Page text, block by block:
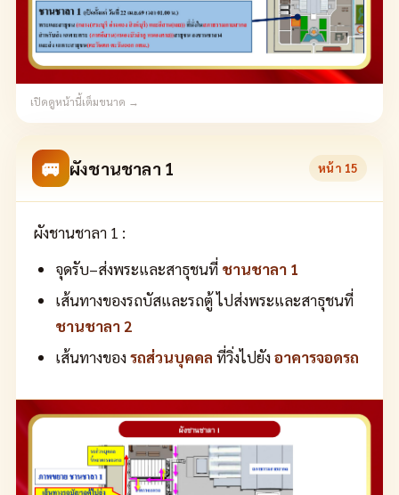
เปิดดูหน้านี้เต็มขนาด →
🚐 ผังชานชาลา 1 หน้า 15
ผังชานชาลา 1 :
จุดรับ–ส่งพระและสาธุชนที่ ชานชาลา 1
เส้นทางของรถบัสและรถตู้ ไปส่งพระและสาธุชนที่
ชานชาลา 2
เส้นทางของรถส่วนบุคคล ที่วิ่งไปยังอาคารจอดรถ